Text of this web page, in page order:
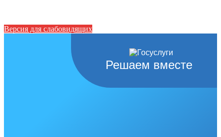
Версия для слабовидящих
Решаем вместе